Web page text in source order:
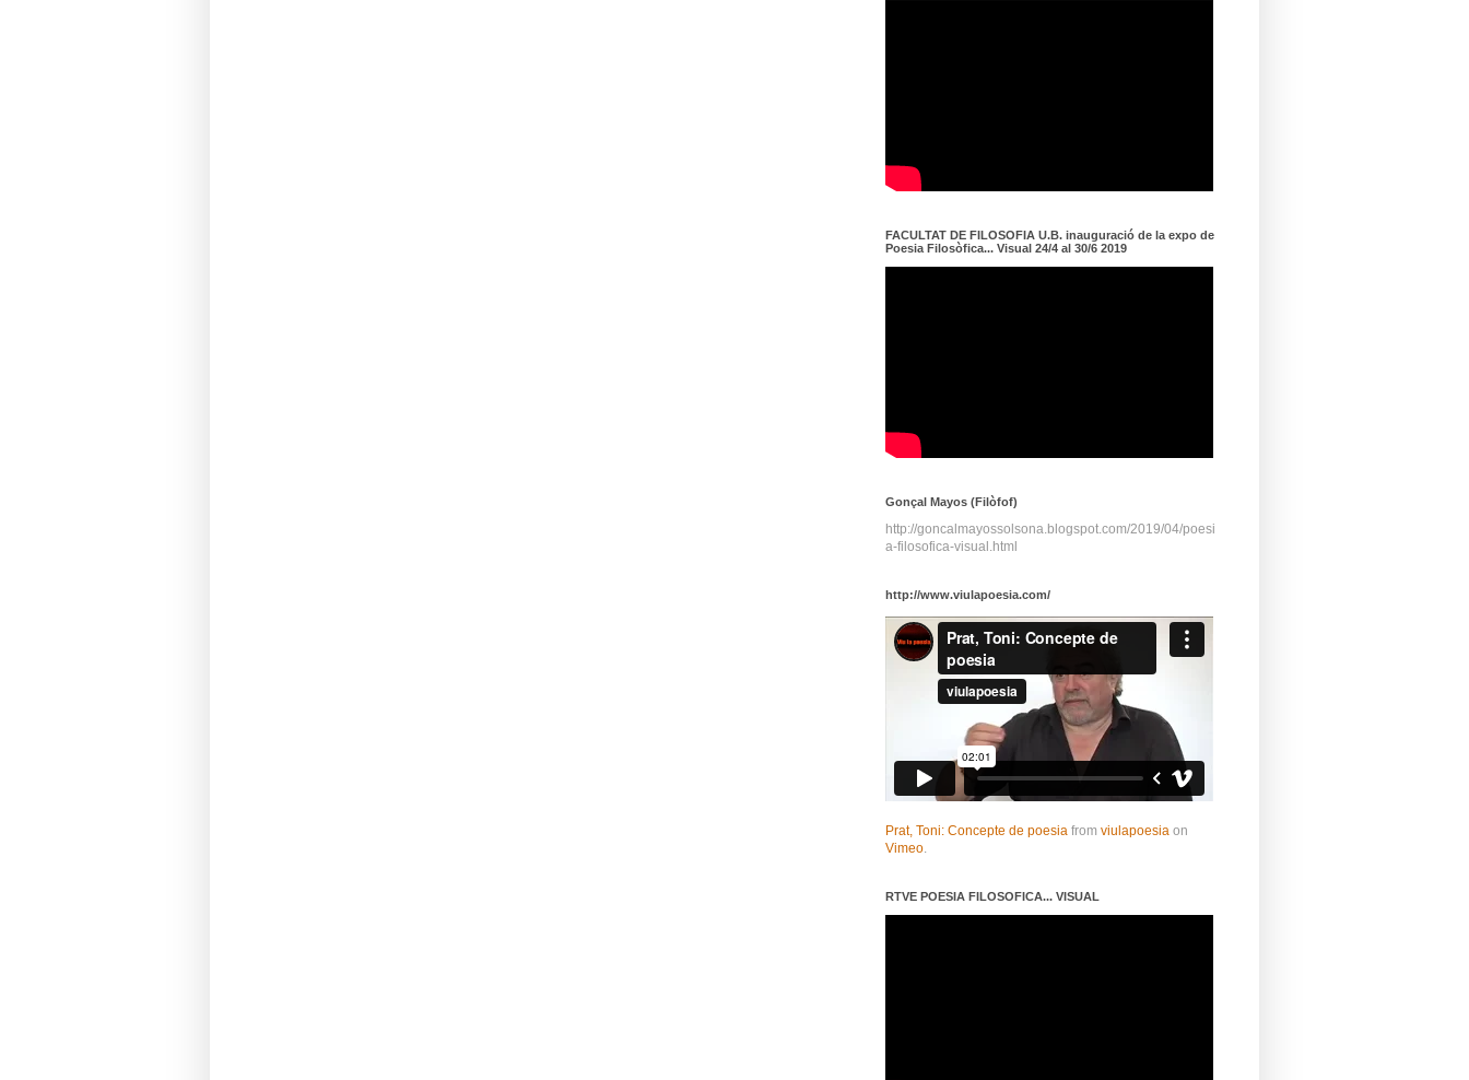
FACULTAT DE FILOSOFIA U.B. inauguració de la expo de
Poesia Filosòfica... Visual 24/4 al 30/6 2019
Gonçal Mayos (Filòfof)
http://goncalmayossolsona.blogspot.com/2019/04/poesi
a-filosofica-visual.html
http://www.viulapoesia.com/
Prat, Toni: Concepte de poesia from viulapoesia on
Vimeo.
RTVE POESIA FILOSOFICA... VISUAL